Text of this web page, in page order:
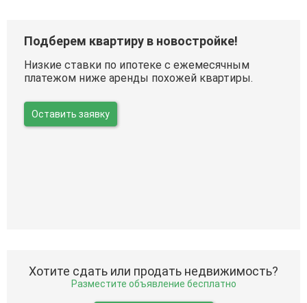
Подберем квартиру в новостройке!
Низкие ставки по ипотеке с ежемесячным
платежом ниже аренды похожей квартиры.
Оставить заявку
Хотите сдать или продать недвижимость?
Разместите объявление бесплатно